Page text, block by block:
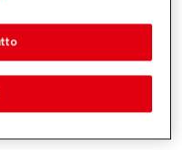
fresca)
utilizzeremo anche
per
con noi
per) e su tale base
entità commerciali e